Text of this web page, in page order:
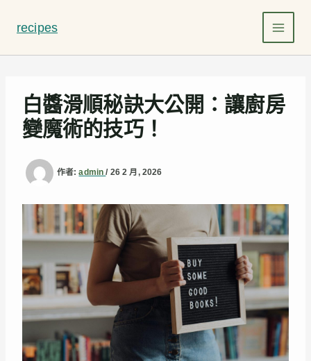
要
recipes
白醬滑順秘訣大公開：讓廚房
變魔術的技巧！
作者:admin/ 26 2 月, 2026